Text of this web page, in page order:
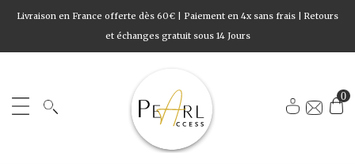
Livraison en France offerte dès 60€ | Paiement en 4x sans frais | Retours
et échanges gratuit sous 14 Jours
0